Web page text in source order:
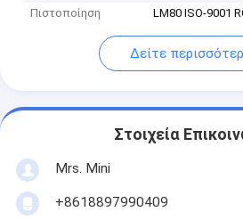
Πιστοποίηση
LM80 ISO-9001
Δείτε
Στοιχεία
Mrs. Mini
+8618897990409